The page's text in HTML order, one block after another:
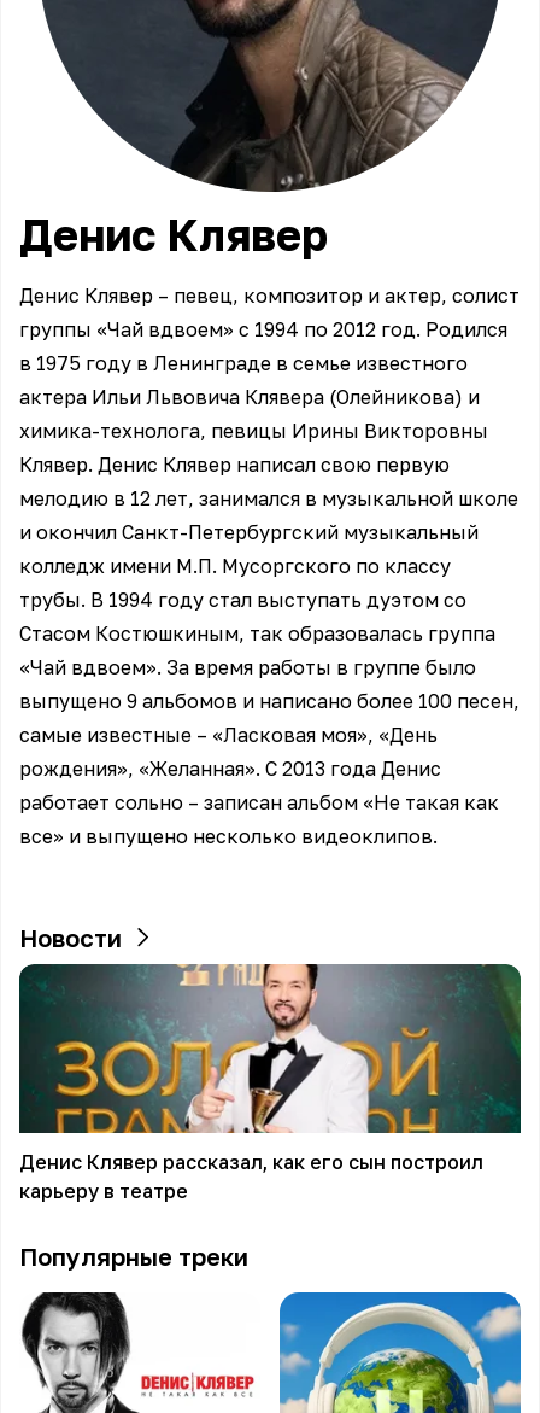
Денис Клявер
Денис Клявер – певец, композитор и актер, солист
группы «Чай вдвоем» с 1994 по 2012 год. Родился
в 1975 году в Ленинграде в семье известного
актера Ильи Львовича Клявера (Олейникова) и
химика-технолога, певицы Ирины Викторовны
Клявер. Денис Клявер написал свою первую
мелодию в 12 лет, занимался в музыкальной школе
и окончил Санкт-Петербургский музыкальный
колледж имени М.П. Мусоргского по классу
трубы. В 1994 году стал выступать дуэтом со
Стасом Костюшкиным, так образовалась группа
«Чай вдвоем». За время работы в группе было
выпущено 9 альбомов и написано более 100 песен,
самые известные – «Ласковая моя», «День
рождения», «Желанная». С 2013 года Денис
работает сольно – записан альбом «Не такая как
все» и выпущено несколько видеоклипов.
Новости
Денис Клявер рассказал, как его сын построил
карьеру в театре
Популярные треки